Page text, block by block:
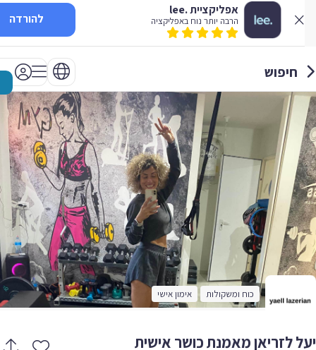
אפליקציית .lee
הרבה יותר נוח באפליקציה להורדה
חיפוש
כוח ומשקולות אימון אישי
לזריאן מאמנת כושר אישית